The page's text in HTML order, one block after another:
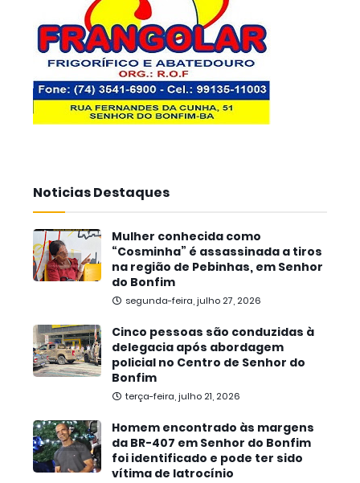
Noticias Destaques
Mulher conhecida como
“Cosminha” é assassinada a tiros
na região de Pebinhas, em Senhor
do Bonfim
segunda-feira, julho 27, 2026
Cinco pessoas são conduzidas à
delegacia após abordagem
policial no Centro de Senhor do
Bonfim
terça-feira, julho 21, 2026
Homem encontrado às margens
da BR-407 em Senhor do Bonfim
foi identificado e pode ter sido
vítima de latrocínio